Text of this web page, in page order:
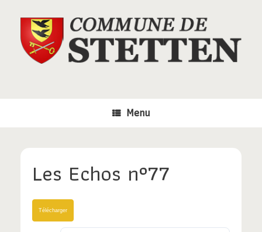
Menu
Les Echos n°77
Télécharger